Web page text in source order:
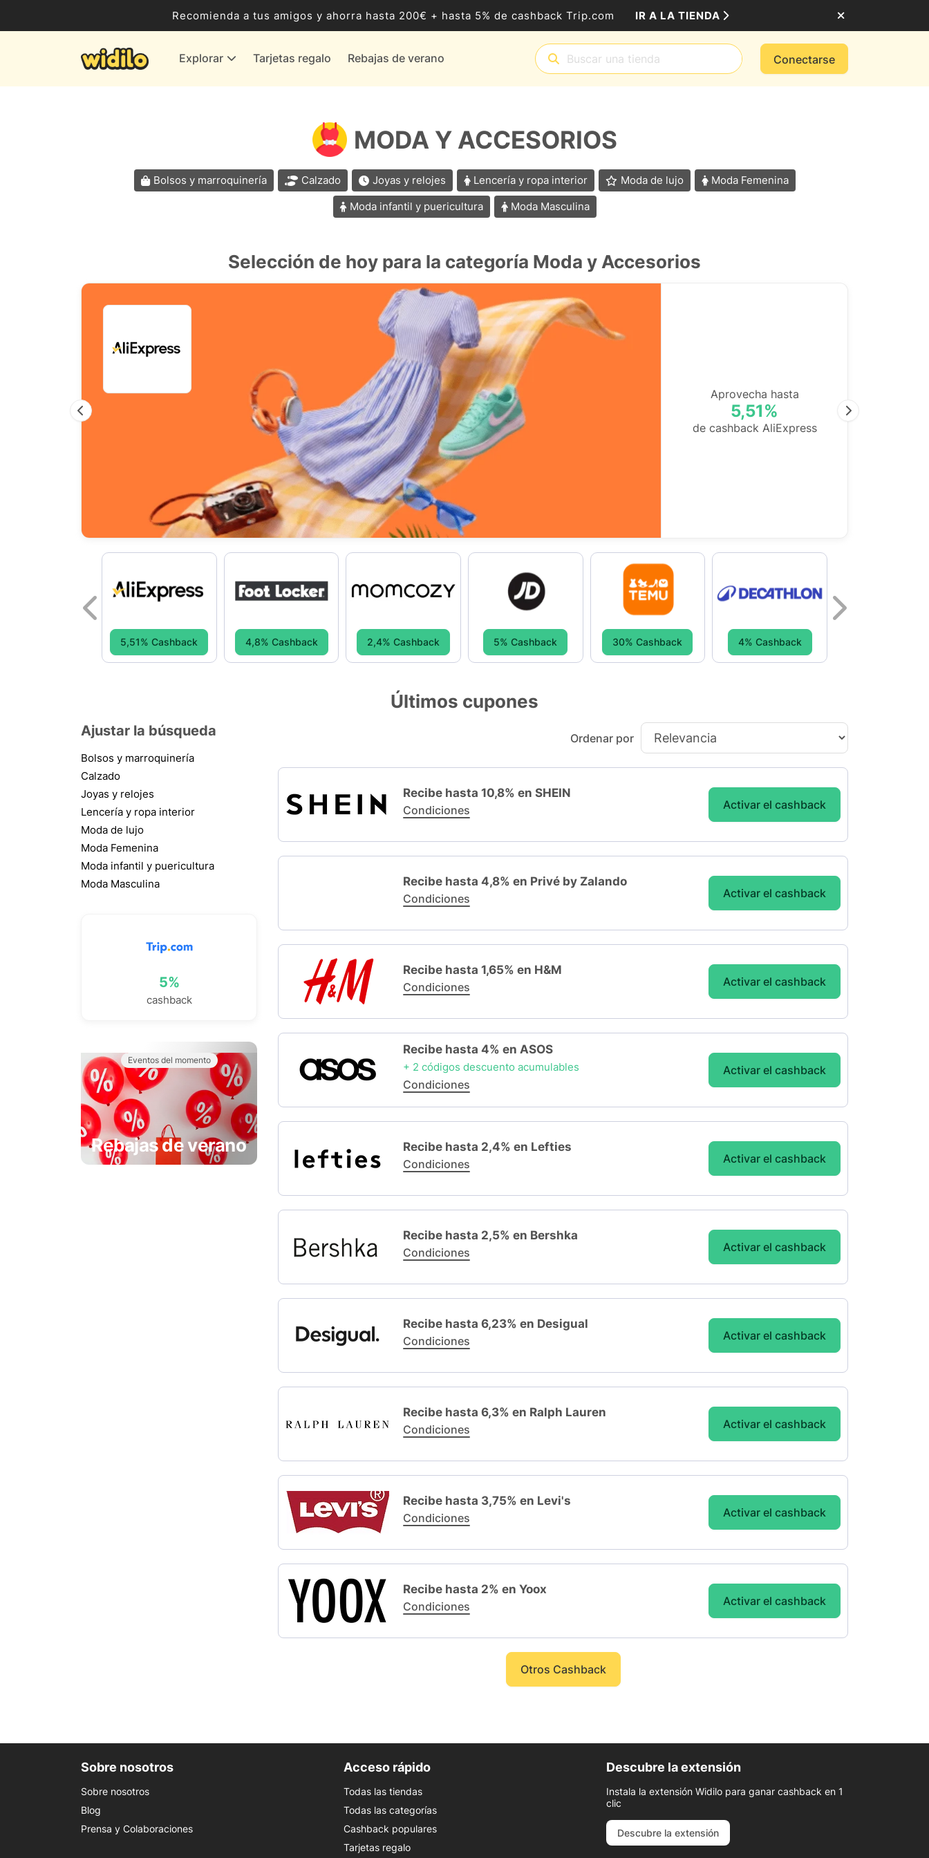
Recomienda a tus amigos y ahorra hasta 200€ + hasta 5% de cashback Trip.com IR A LA TIENDA
Explorar Tarjetas regalo Rebajas de verano Conectarse
Ocio, Entretenimiento y Cultura
Proveedores de gas y energía
MODA Y ACCESORIOS
Bolsos y marroquinería Calzado Joyas y relojes Lencería y ropa interior Moda de lujo
Moda Femenina
Moda infantil y puericultura
Moda Masculina
Selección de hoy para la categoría Moda y Accesorios
Aprovecha hasta
5,51%
de cashback AliExpress
Previous Next
5,51% Cashback 4,8% Cashback 2,4% Cashback 5% Cashback 30% Cashback 4% Cashback
Previous
Últimos cupones
Ordenar por
Recibe hasta 10,8% en SHEIN
Condiciones
Activar el cashback
Recibe hasta 4,8% en Privé by Zalando
Condiciones
Activar el cashback
Recibe hasta 1,65% en H&M
Condiciones
Activar el cashback
Recibe hasta 4% en ASOS
+ 2 códigos descuento acumulables
Condiciones
Activar el cashback
Recibe hasta 2,4% en Lefties
Condiciones
Activar el cashback
Recibe hasta 2,5% en Bershka
Condiciones
Activar el cashback
Recibe hasta 6,23% en Desigual
Condiciones
Activar el cashback
Recibe hasta 6,3% en Ralph Lauren
Condiciones
Activar el cashback
Recibe hasta 3,75% en Levi's
Condiciones
Activar el cashback
Recibe hasta 2% en Yoox
Condiciones
Activar el cashback
Otros Cashback
Ajustar la búsqueda
Bolsos y marroquinería
Calzado
Joyas y relojes
Lencería y ropa interior
Moda de lujo
Moda Femenina
Moda infantil y puericultura
Moda Masculina
5%
cashback
Eventos del momento
Rebajas de verano
Sobre nosotros
Sobre nosotros
Blog
Prensa y Colaboraciones
Acceso rápido
Todas las tiendas
Todas las categorías
Cashback populares
Tarjetas regalo
Descubre la extensión
Instala la extensión Widilo para ganar cashback en 1
clic
Descubre la extensión